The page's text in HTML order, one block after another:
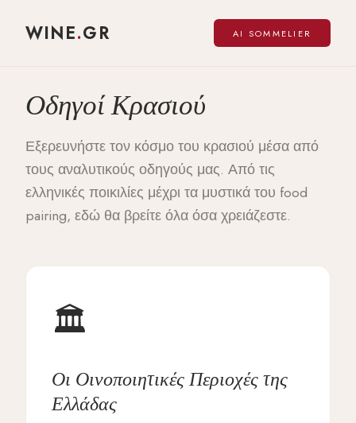
WINE.GR AI SOMMELIER
Οδηγοί Κρασιού
Εξερευνήστε τον κόσμο του κρασιού μέσα από
τους αναλυτικούς οδηγούς μας. Από τις
ελληνικές ποικιλίες μέχρι τα μυστικά του food
pairing, εδώ θα βρείτε όλα όσα χρειάζεστε.
🏛️
Οι Οινοποιητικές Περιοχές της
Ελλάδας